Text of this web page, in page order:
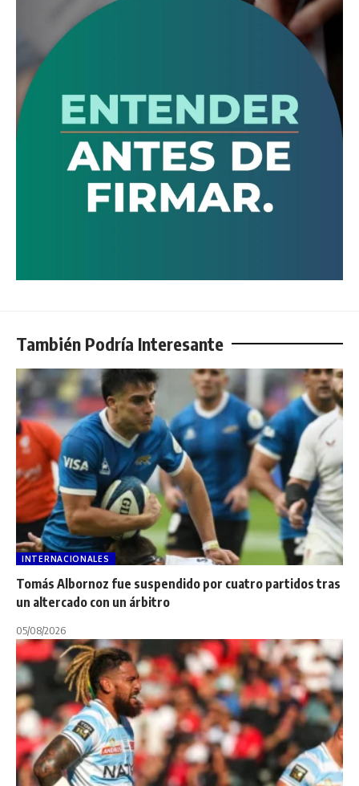
También Podría Interesante
INTERNACIONALES
Tomás Albornoz fue suspendido por cuatro partidos tras
un altercado con un árbitro
05/08/2026